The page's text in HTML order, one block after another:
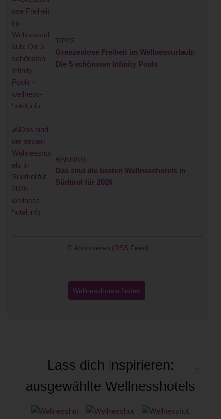
TIPPS
Grenzenlose Freiheit im Wellnessurlaub:
Die 5 schönsten Infinity Pools
RANKING
Das sind die besten Wellnesshotels in
Südtirol für 2026
Abonnieren (RSS Feed)
Wellnesshotels finden
Lass dich inspirieren:
ausgewählte Wellnesshotels